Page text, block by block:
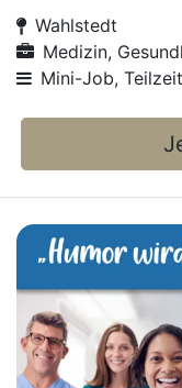
Wahlstedt
Medizin,
Mini-Job,